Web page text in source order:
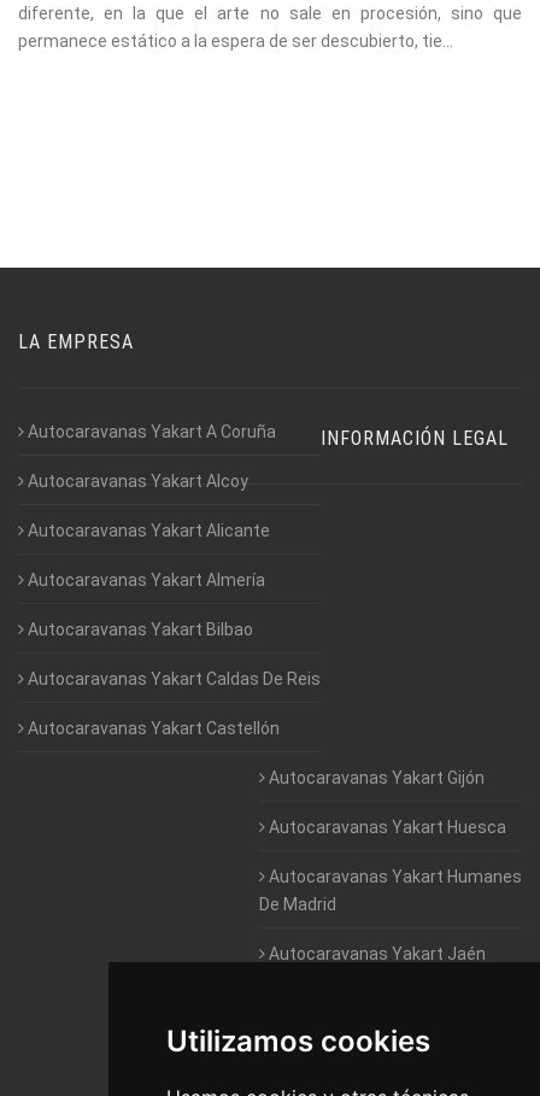
Utilizamos cookies
diferente, en la que el arte no sale en procesión, sino que
permanece estático a la espera de ser descubierto, tie...
LA EMPRESA
Autocaravanas Yakart A Coruña
Autocaravanas Yakart Alcoy
Autocaravanas Yakart Alicante
Autocaravanas Yakart Almería
Autocaravanas Yakart Bilbao
Autocaravanas Yakart Caldas De Reis
Autocaravanas Yakart Castellón
Autocaravanas Yakart Gijón
Autocaravanas Yakart Huesca
Autocaravanas Yakart Humanes
De Madrid
Autocaravanas Yakart Jaén
Autocaravanas Yakart Valencia
INFORMACIÓN LEGAL